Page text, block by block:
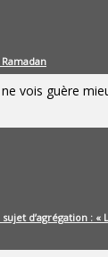
vois guère
d’agrégation : «